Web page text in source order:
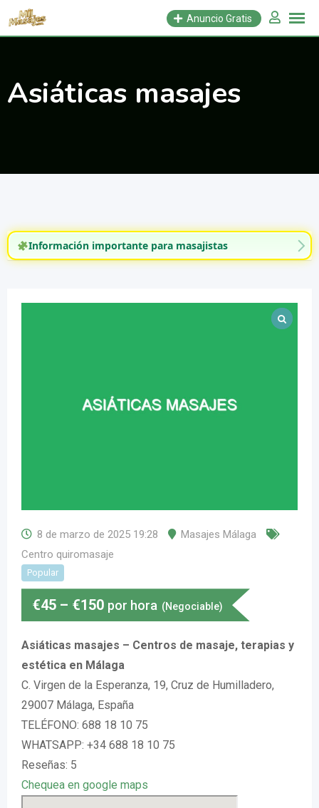
Saltar
Anuncio Gratis
Asiáticas masajes
Información importante para masajistas
8 de marzo de 2025 19:28
Masajes Málaga
Centro quiromasaje
Popular
€45 – €150 por hora (Negociable)
Asiáticas masajes – Centros de masaje, terapias y
estética en Málaga
C. Virgen de la Esperanza, 19, Cruz de Humilladero,
29007 Málaga, España
TELÉFONO: 688 18 10 75
WHATSAPP: +34 688 18 10 75
Reseñas: 5
Chequea en google maps